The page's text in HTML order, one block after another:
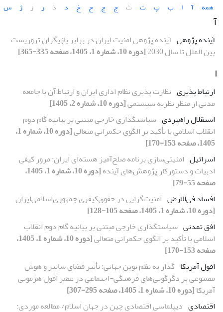
همه آ ا ب پ ت ث ج چ ح خ د ذ ر ز ژ س
آ
آینده پژوهی آینده پژوهی امنیت ایران در برابر بازیگران تروریست
بین الملل تا سال 2030
[دوره 10، شماره 1، 1405، صفحه 335-365]
ا
ارتباط پذیری نظارت پذیری نظام اداری ایران و ارتباط آن با جامعه
مدنی از منظر نظریه سیستمی[دوره 10، شماره 2، 1405]
استقلال راهبردی سیاستگذاری خارجی مبتنی بر بیانیه گام دوم
انقلاب اسلامی با تأکید بر الگوی حکمرانی متعالی
[دوره 10، شماره 1،
1405، صفحه 153-170]
اسرائیل امنیتی‌سازی برنامه صلح‌آمیز هسته‌ای ایران: مرور کیفی
ادبیات و دستورکار پژوهش‌های آینده
[دوره 10، شماره 1، 1405،
صفحه 55-79]
افساد فی‌الارض امنیت‌گرایی در حقوق‌کیفری جمهوری‌اسلامی‌ایران
[دوره 10، شماره 1، 1405، صفحه 105-128]
افق تمدنی سیاستگذاری خارجی مبتنی بر بیانیه گام دوم انقلاب
اسلامی با تأکید بر الگوی حکمرانی متعالی
[دوره 10، شماره 1، 1405،
صفحه 153-170]
افول آمریکا گذار به نظم نوین جهانی: تأثیر فضای سایبر و هوش
مصنوعی بر دگرگونی‌های فرهنگی-اجتماعی در عصر افول هژمونی
آمریکا[دوره 10، شماره 1، 1405، صفحه 295-307]
اقتصادی دیپلماسی اقتصادی چین در جهان اسلام/ مطالعه موردی: